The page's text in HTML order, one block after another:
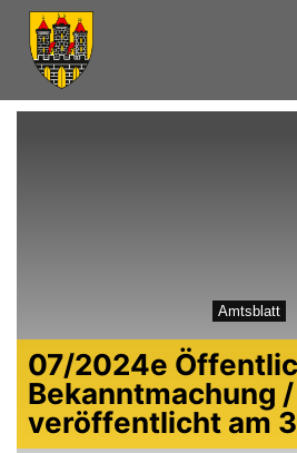
Amtsblatt
07/2024e
Bekanntmachung /
veröffentlicht am